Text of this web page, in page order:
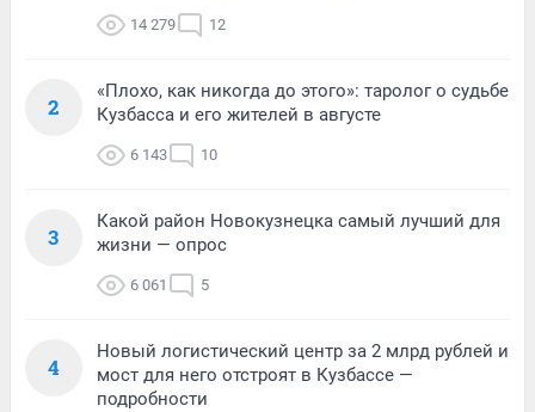
14 279 12
2
«Плохо, как никогда до этого»: таролог о судьбе
Кузбасса и его жителей в августе
6 143 10
3
Какой район Новокузнецка самый лучший для
жизни — опрос
6 061 5
4
Новый логистический центр за 2 млрд рублей и
мост для него отстроят в Кузбассе —
подробности